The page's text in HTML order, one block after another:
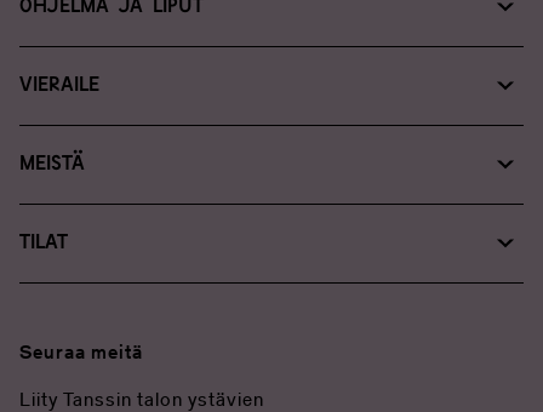
Vieraile
Meistä
Tanssin talo tuotteet: verkkokauppa
Tilat
Seuraa meitä
Liity Tanssin talon ystävien